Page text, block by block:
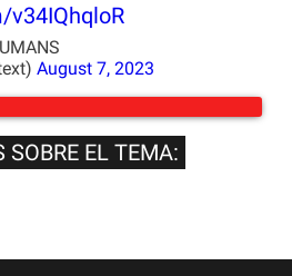
August 7, 2023
SOBRE EL TEMA: